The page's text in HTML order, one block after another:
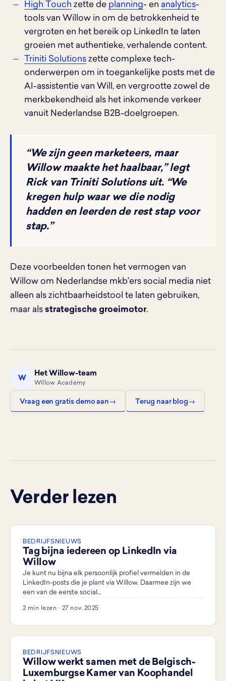
High Touch zette de planning- en analytics-
tools van Willow in om de betrokkenheid te
vergroten en het bereik op LinkedIn te laten
groeien met authentieke, verhalende content.
Triniti Solutions zette complexe tech-
onderwerpen om in toegankelijke posts met de
AI-assistentie van Will, en vergrootte zowel de
merkbekendheid als het inkomende verkeer
vanuit Nederlandse B2B-doelgroepen.
“We zijn geen marketeers, maar
Willow maakte het haalbaar,” legt
Rick van Triniti Solutions uit. “We
kregen hulp waar we die nodig
hadden en leerden de rest stap voor
stap.”
Deze voorbeelden tonen het vermogen van
Willow om Nederlandse mkb'ers social media niet
alleen als zichtbaarheidstool te laten gebruiken,
maar als strategische groeimotor.
W
Het Willow-team
Willow Academy
Vraag een gratis demo aan Terug naar blog
Verder lezen
BEDRIJFSNIEUWS
Tag bijna iedereen op LinkedIn via
Willow
Je kunt nu bijna elk persoonlijk profiel vermelden in de
LinkedIn-posts die je plant via Willow. Daarmee zijn we
een van de eerste social…
2 min lezen · 27 nov. 2025
BEDRIJFSNIEUWS
Willow werkt samen met de Belgisch-
Luxemburgse Kamer van Koophandel